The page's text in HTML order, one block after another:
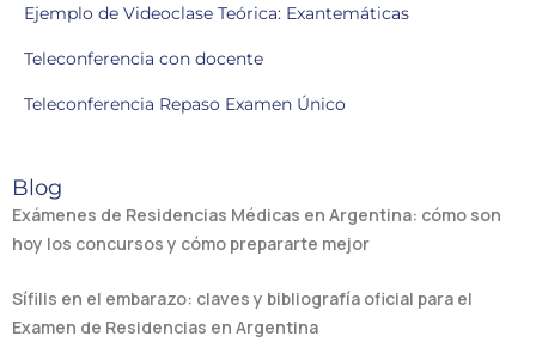
Ejemplo de Videoclase Teórica: Exantemáticas
Teleconferencia con docente
Teleconferencia Repaso Examen Único
Blog
Exámenes de Residencias Médicas en Argentina: cómo son
hoy los concursos y cómo prepararte mejor
Sífilis en el embarazo: claves y bibliografía oficial para el
Examen de Residencias en Argentina